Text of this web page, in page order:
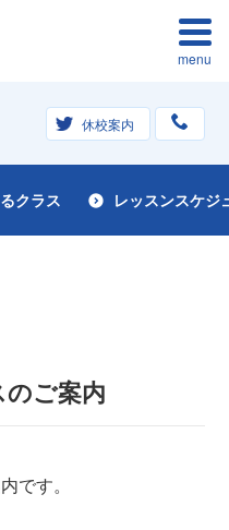
menu
休校案内
クラス レッスンスケジ
ご案内
です。